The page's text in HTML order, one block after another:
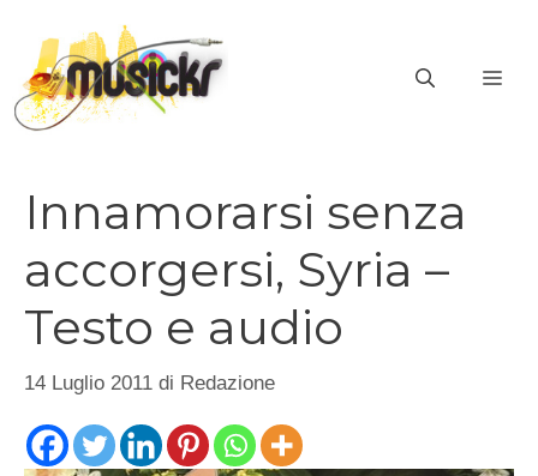
contenuto
Innamorarsi senza
accorgersi, Syria –
Testo e audio
14 Luglio 2011 di Redazione